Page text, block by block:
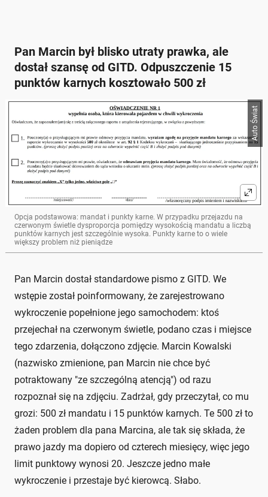
Pan Marcin był blisko utraty prawka, ale
dostał szansę od GITD. Odpuszczenie 15
punktów karnych kosztowało 500 zł
Auto Świat
Opcja podstawowa: mandat i punkty karne. W przypadku przejazdu na
czerwonym świetle dysproporcja pomiędzy wysokością mandatu a liczbą
punktów karnych jest szczególnie wysoka. Punkty karne to o wiele
większy problem niż pieniądze
Pan Marcin dostał standardowe pismo z GITD. We
wstępie został poinformowany, że zarejestrowano
wykroczenie popełnione jego samochodem: ktoś
przejechał na czerwonym świetle, podano czas i miejsce
tego zdarzenia, dołączono zdjęcie. Marcin Kowalski
(nazwisko zmienione, pan Marcin nie chce być
potraktowany "ze szczególną atencją") od razu
rozpoznał się na zdjęciu. Zadrżał, gdy przeczytał, co mu
grozi: 500 zł mandatu i 15 punktów karnych. Te 500 zł to
żaden problem dla pana Marcina, ale tak się składa, że
prawo jazdy ma dopiero od czterech miesięcy, więc jego
limit punktowy wynosi 20. Jeszcze jedno małe
wykroczenie i przestaje być kierowcą. Słabo.